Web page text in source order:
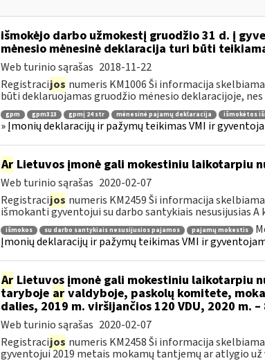
išmokėjo darbo užmokestį gruodžio 31 d. į
mėnesio mėnesinė deklaracija turi būti
Web turinio sąrašas 2018-11-22
Registracijos numeris KM1006 Ši informacija
būti deklaruojamas gruodžio mėnesio deklaracijoje, nes
gpm gpm313 gpmį 24 str mėnesinė pajamų deklaracija išmokėtos
» Įmonių deklaracijų ir pažymų teikimas VMI ir
ArLietuvos įmonė gali mokestiniu laikotarpiu
Web turinio sąrašas 2020-02-07
Registracijos numeris KM2459 Ši informacija
išmokanti gyventojui su darbo santykiais nesusijusias A
išmokos su darbo santykiais nesusijusios pajamos pajamų mokestis
Įmonių deklaracijų ir pažymų teikimas VMI ir
ArLietuvos įmonė gali mokestiniu laikotarpiu
taryboje arvaldyboje, paskolų komitete,
dalies, 2019 m. viršijančios 120 VDU, 2020 m. –
Web turinio sąrašas 2020-02-07
Registracijos numeris KM2458 Ši informacija
gyventojui 2019 metais mokamų tantjemų ar atlygio už